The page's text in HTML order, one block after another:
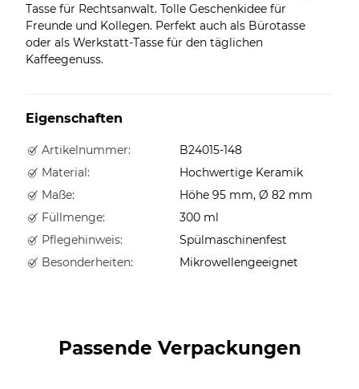
Tasse für Rechtsanwalt. Tolle Geschenkidee für
Freunde und Kollegen. Perfekt auch als Bürotasse
oder als Werkstatt-Tasse für den täglichen
Kaffeegenuss.
Eigenschaften
Artikelnummer:
B24015-148
Material:
Hochwertige Keramik
Maße:
Höhe 95 mm, Ø 82 mm
Füllmenge:
300 ml
Pflegehinweis:
Spülmaschinenfest
Besonderheiten:
Mikrowellengeeignet
Passende Verpackungen